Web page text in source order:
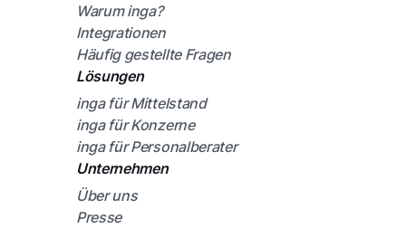
Warum inga?
Integrationen
Häufig gestellte Fragen
Lösungen
inga für Mittelstand
inga für Konzerne
inga für Personalberater
Unternehmen
Über uns
Presse